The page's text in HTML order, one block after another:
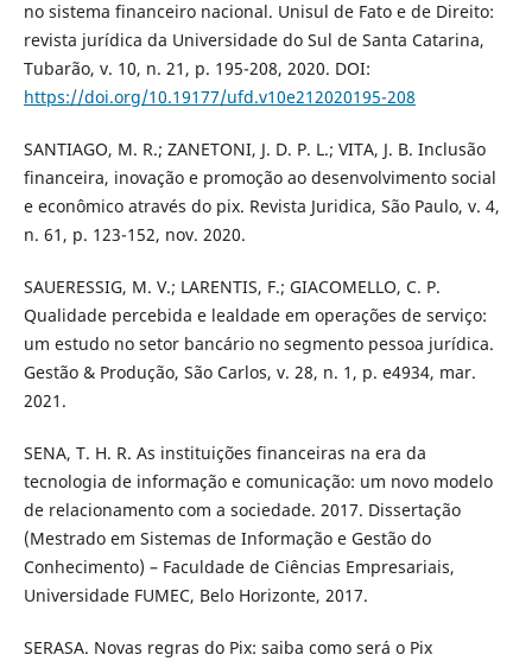
no sistema financeiro nacional. Unisul de Fato e de Direito:
revista jurídica da Universidade do Sul de Santa Catarina,
Tubarão, v. 10, n. 21, p. 195-208, 2020. DOI:
https://doi.org/10.19177/ufd.v10e212020195-208
SANTIAGO, M. R.; ZANETONI, J. D. P. L.; VITA, J. B. Inclusão
financeira, inovação e promoção ao desenvolvimento social
e econômico através do pix. Revista Juridica, São Paulo, v. 4,
n. 61, p. 123-152, nov. 2020.
SAUERESSIG, M. V.; LARENTIS, F.; GIACOMELLO, C. P.
Qualidade percebida e lealdade em operações de serviço:
um estudo no setor bancário no segmento pessoa jurídica.
Gestão & Produção, São Carlos, v. 28, n. 1, p. e4934, mar.
2021.
SENA, T. H. R. As instituições financeiras na era da
tecnologia de informação e comunicação: um novo modelo
de relacionamento com a sociedade. 2017. Dissertação
(Mestrado em Sistemas de Informação e Gestão do
Conhecimento) – Faculdade de Ciências Empresariais,
Universidade FUMEC, Belo Horizonte, 2017.
SERASA. Novas regras do Pix: saiba como será o Pix